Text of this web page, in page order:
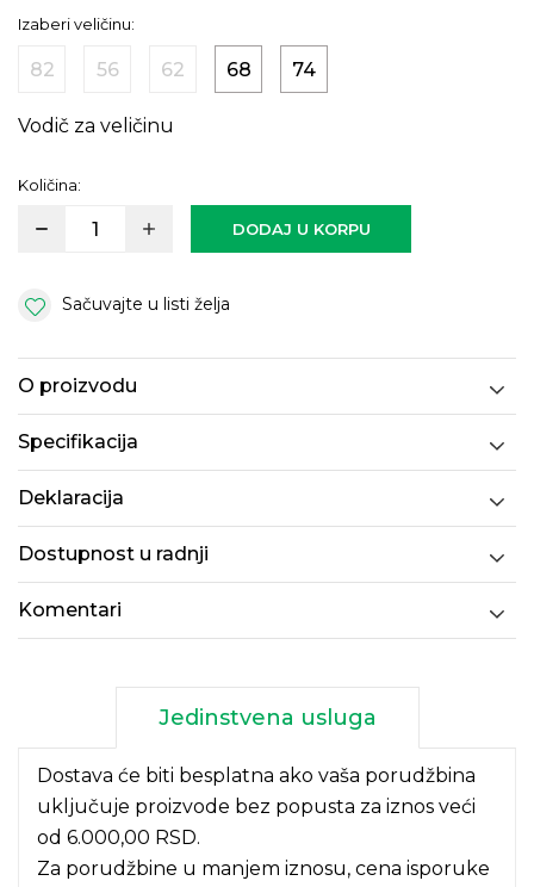
Izaberi veličinu:
82 56 62 68 74
Vodič za veličinu
Količina:
DODAJ U KORPU
Sačuvajte u listi želja
O proizvodu
Specifikacija
Deklaracija
Dostupnost u radnji
Komentari
Jedinstvena usluga
Dostava će biti besplatna ako vaša porudžbina
uključuje proizvode bez popusta za iznos veći
od 6.000,00 RSD.
Za porudžbine u manjem iznosu, cena isporuke